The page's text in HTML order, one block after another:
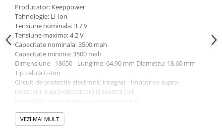
Producator: Keeppower
Tehnologie: Li-Ion
Tensiune nominala: 3.7 V
Tensiune maxima: 4.2 V
Capacitate nominala: 3500 mah
Capacitate minima: 3500 mah
Dimensiune - 18650 - Lungime: 64.90 mm Diametru: 18.60 mm
Tip celula Li-Ion
Circuit de protectie electronic integrat - impotriva supra-
incarcarii, supra-descarcarii si scurtcircuit
Atentie!
VEZI MAI MULT